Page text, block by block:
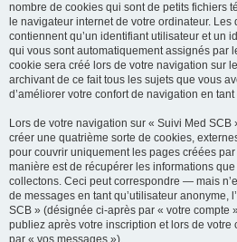
nombre de cookies qui sont de petits fichiers
le navigateur internet de votre ordinateur.
contiennent qu’un identifiant utilisateur et un
qui vous sont automatiquement assignés par
cookie sera créé lors de votre navigation sur
archivant de ce fait tous les sujets que vous
d’améliorer votre confort de navigation en tant
Lors de votre navigation sur « Suivi Med
créer une quatrième sorte de cookies,
pour couvrir uniquement les pages créées
manière est de récupérer les informations
collectons. Ceci peut correspondre — mais
de messages en tant qu’utilisateur anonyme,
SCB » (désignée ci-après par « votre compte
publiez après votre inscription et lors de
par « vos messages »).